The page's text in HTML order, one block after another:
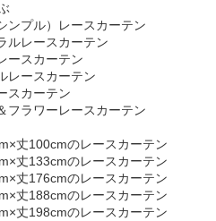
ンプル）レースカーテン
ルレースカーテン
ースカーテン
レースカーテン
スカーテン
フラワーレースカーテン
丈100cmのレースカーテン
丈133cmのレースカーテン
丈176cmのレースカーテン
丈188cmのレースカーテン
丈198cmのレースカーテン